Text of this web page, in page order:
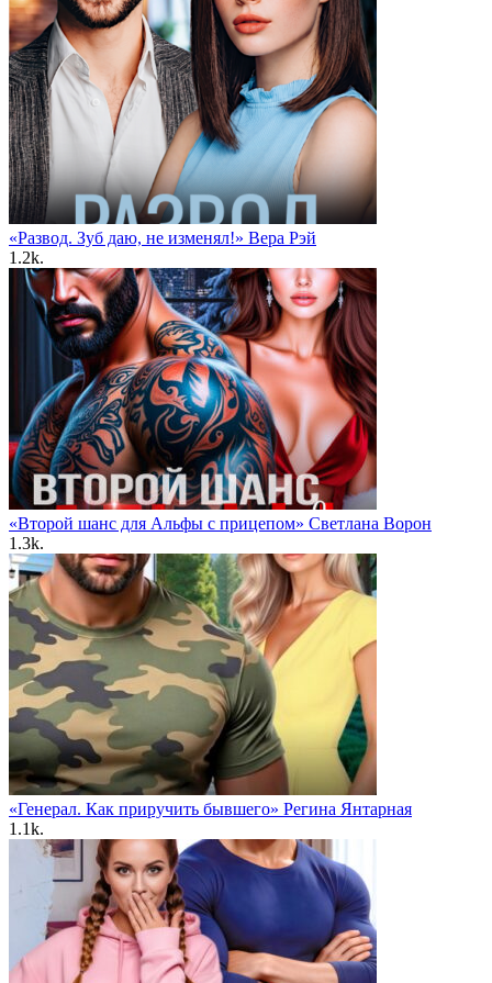
«Развод. Зуб даю, не изменял!» Вера Рэй
1.2k.
«Второй шанс для Альфы с прицепом» Светлана Ворон
1.3k.
«Генерал. Как приручить бывшего» Регина Янтарная
1.1k.